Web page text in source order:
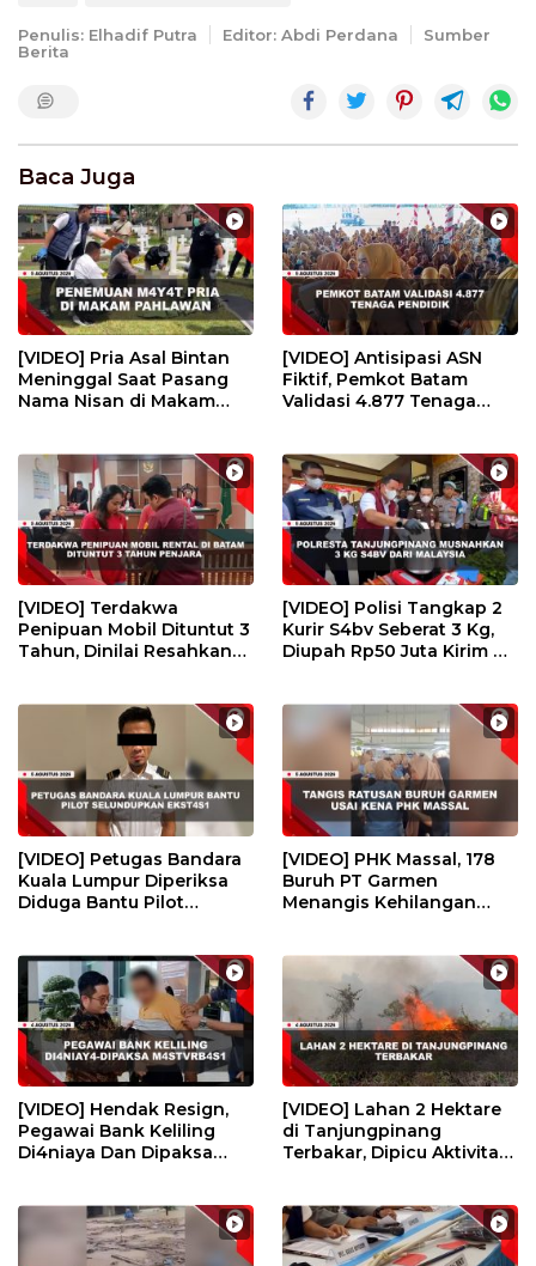
Penulis: Elhadif Putra Editor: Abdi Perdana
Sumber
Berita
Baca Juga
[VIDEO] Pria Asal Bintan
Meninggal Saat Pasang
Nama Nisan di Makam
[VIDEO] Antisipasi ASN
Fiktif, Pemkot Batam
Validasi 4.877 Tenaga
[VIDEO] Terdakwa
Penipuan Mobil Dituntut 3
Tahun, Dinilai Resahkan
[VIDEO] Polisi Tangkap 2
Kurir S4bv Seberat 3 Kg,
Diupah Rp50 Juta Kirim Ke
[VIDEO] Petugas Bandara
Kuala Lumpur Diperiksa
Diduga Bantu Pilot
[VIDEO] PHK Massal, 178
Buruh PT Garmen
Menangis Kehilangan
[VIDEO] Hendak Resign,
Pegawai Bank Keliling
Di4niaya Dan Dipaksa
[VIDEO] Lahan 2 Hektare
di Tanjungpinang
Terbakar, Dipicu Aktivitas